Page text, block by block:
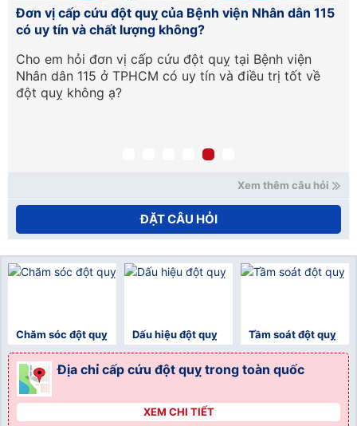
Đơn vị cấp cứu đột quỵ của Bệnh viện Nhân dân 115
có uy tín và chất lượng không?
Cho em hỏi đơn vị cấp cứu đột quỵ tại Bệnh viện
Nhân dân 115 ở TPHCM có uy tín và điều trị tốt về
đột quỵ không ạ?
Xem thêm câu hỏi
ĐẶT CÂU HỎI
Chăm sóc đột quỵ Dấu hiệu đột quỵ Tầm soát đột quỵ
Địa chỉ cấp cứu đột quỵ trong toàn quốc
XEM CHI TIẾT